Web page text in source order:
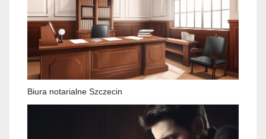
Biura notarialne Szczecin